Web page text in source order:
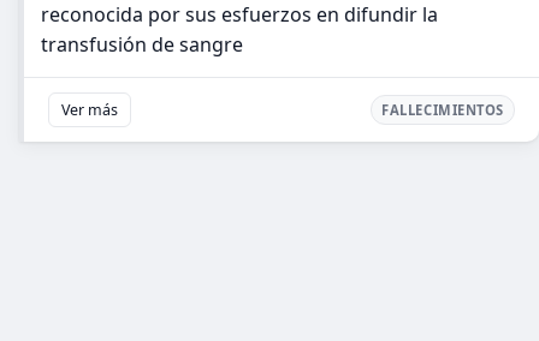
reconocida por sus esfuerzos en difundir la
transfusión de sangre
Ver más FALLECIMIENTOS